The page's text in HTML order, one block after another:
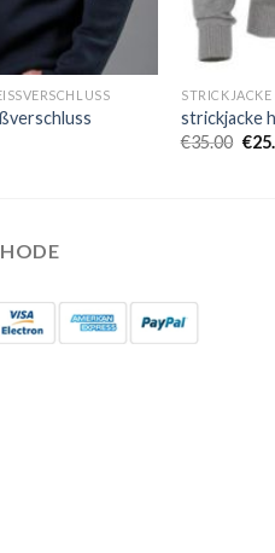
STRICKJACKE
strickjacke
€35.00 €